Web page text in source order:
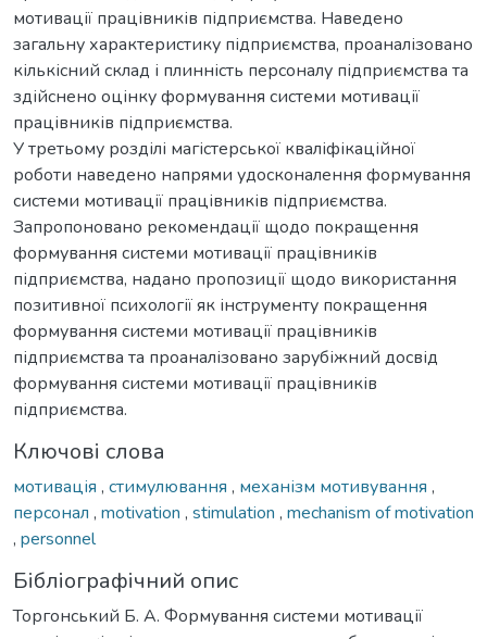
мотивації працівників підприємства. Наведено
загальну характеристику підприємства, проаналізовано
кількісний склад і плинність персоналу підприємства та
здійснено оцінку формування системи мотивації
працівників підприємства.
У третьому розділі магістерської кваліфікаційної
роботи наведено напрями удосконалення формування
системи мотивації працівників підприємства.
Запропоновано рекомендації щодо покращення
формування системи мотивації працівників
підприємства, надано пропозиції щодо використання
позитивної психології як інструменту покращення
формування системи мотивації працівників
підприємства та проаналізовано зарубіжний досвід
формування системи мотивації працівників
підприємства.
Ключові слова
мотивація , стимулювання , механізм мотивування ,
персонал , motivation , stimulation , mechanism of motivation
, personnel
Бібліографічний опис
Торгонський Б. А. Формування системи мотивації